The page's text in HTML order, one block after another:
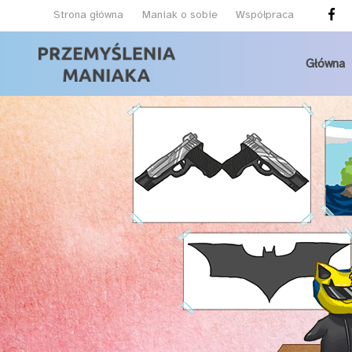
Strona główna Maniak o sobie Współpraca
Główna